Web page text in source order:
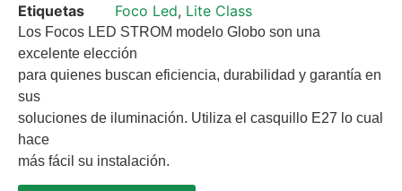
Etiquetas
Foco Led, Lite Class
Los Focos LED STROM modelo Globo son una
excelente elección
para quienes buscan eficiencia, durabilidad y garantía en
sus
soluciones de iluminación. Utiliza el casquillo E27 lo cual
hace
más fácil su instalación.